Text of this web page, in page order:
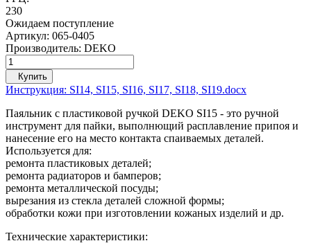
230
Ожидаем поступление
Артикул: 065-0405
Производитель: DEKO
Купить
Инструкция: SI14, SI15, SI16, SI17, SI18, SI19.docx
Паяльник с пластиковой ручкой DEKO SI15 - это ручной
инструмент для пайки, выполнющий расплавление припоя и
нанесение его на место контакта спаиваемых деталей.
Используется для:
ремонта пластиковых деталей;
ремонта радиаторов и бамперов;
ремонта металлической посуды;
вырезания из стекла деталей сложной формы;
обработки кожи при изготовлении кожаных изделий и др.
Технические характеристики: